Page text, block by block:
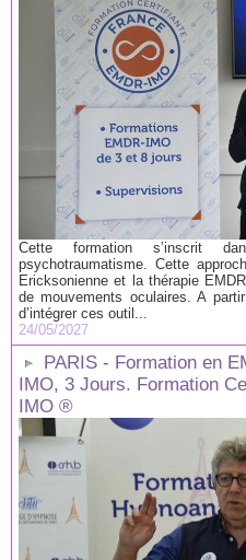
Cette formation s’inscrit
psychotraumatisme. Cette
Ericksonienne et la thérapie
de mouvements oculaires. A
d’intégrer ces outil...
24/05/2027
PARIS - Formation en
IMO, 3 Jours. Formation
IMO ®